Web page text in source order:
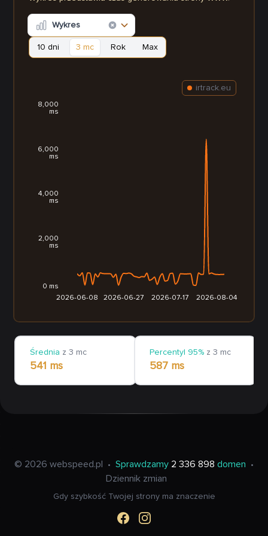
Wykres
10 dni 3 mc Rok Max
2026-06-08 2026-06-27 2026-07-17 2026-08-04
0 ms
2,000
ms
4,000
ms
6,000
ms
8,000
ms
irtrack.eu
Średnia z 3 mc
541 ms
Percentyl 95% z 3 mc
587 ms
© 2026 webspeed.pl • Sprawdzamy 2 336 898 domen
•
Dziennik zmian
Gdy szybkość Twojej strony ma znaczenie